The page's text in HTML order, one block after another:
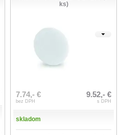
ks)
7.74,- €
bez DPH
9.52,- €
s DPH
skladom